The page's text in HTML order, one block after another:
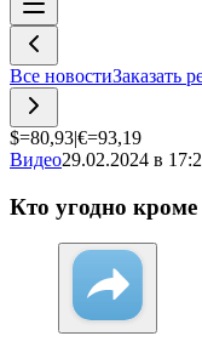
Все новостиЗаказать
$=80,93|€=93,19
Видео29.02.2024 в
Кто угодно